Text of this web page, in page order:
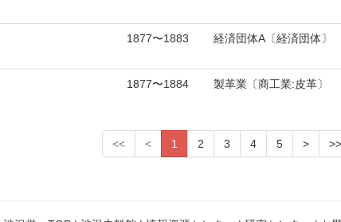
1877〜1883 経済団体A〔経済団体〕
1877〜1884 製革業〔商工業:皮革〕
<< < 1 2 3 4 5 > >>